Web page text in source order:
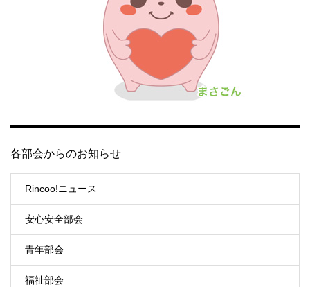
各部会からのお知らせ
Rincoo!ニュース
安心安全部会
青年部会
福祉部会